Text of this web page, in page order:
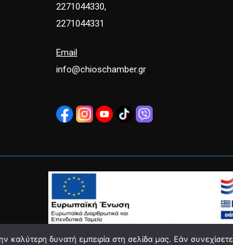
2271044330,
2271044331
Email
info@chioschamber.gr
δυνατή εμπειρία στη σελίδα μας. Εάν